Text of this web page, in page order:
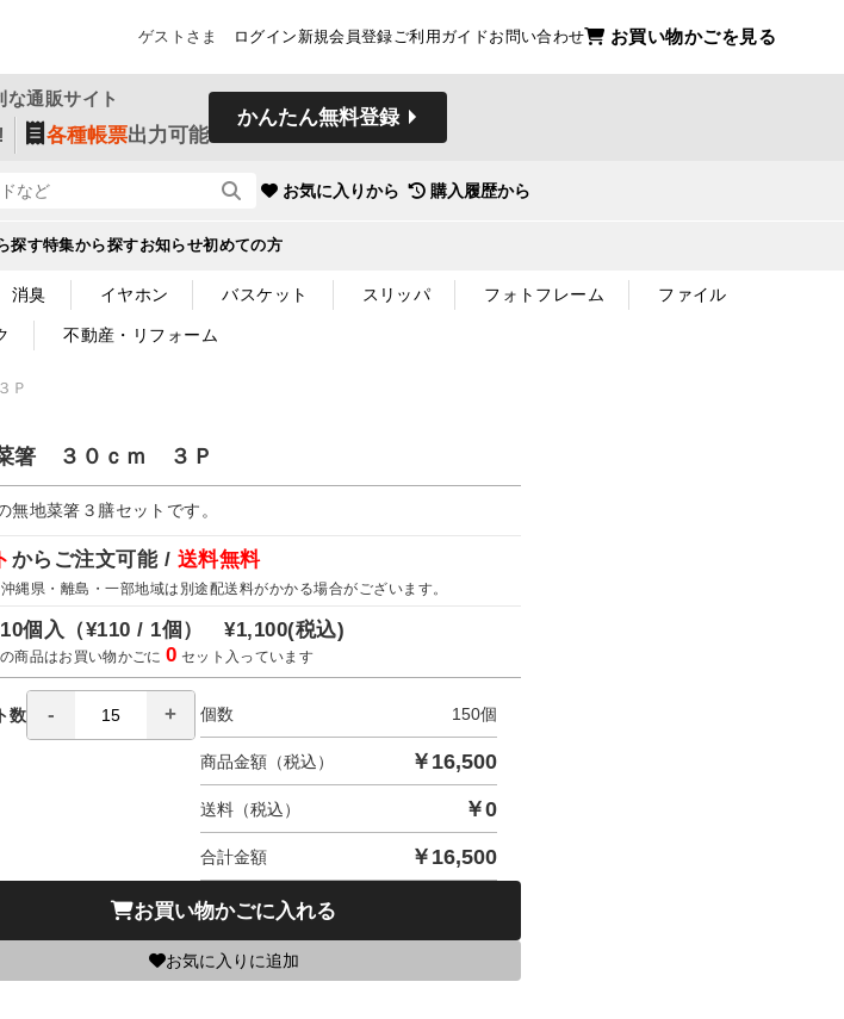
ゲストさま ログイン 新規会員登録ご利用ガイドお問い合わせ お買い物かごを見る
な通販サイト
各種帳票出力可能
かんたん無料登録
お気に入りから 購入履歴から
探す特集から探すお知らせ初めての方
消臭 イヤホン バスケット スリッパ フォトフレーム ファイル
不動産・リフォーム
Ｐ
箸 ３０ｃｍ ３Ｐ
無地菜箸３膳セットです。
からご注文可能 / 送料無料
縄県・離島・一部地域は別途配送料がかかる場合がございます。
個入（¥110 / 1個）¥1,100(税込)
商品はお買い物かごに0 セット入っています
数 個数 150個
商品金額（税込） ￥ 16,500
送料（税込） ￥0
合計金額 ￥ 16,500
お買い物かごに入れる
お気に入りに追加